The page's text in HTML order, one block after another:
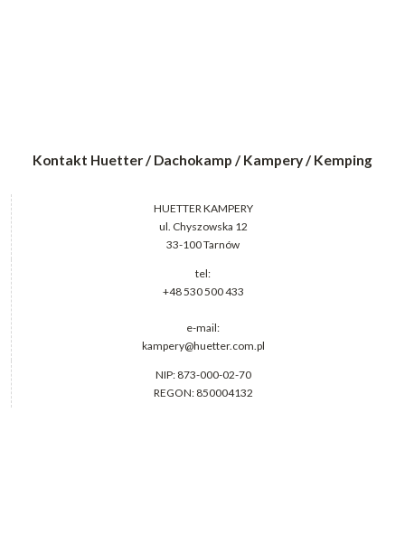
Kontakt Huetter / Dachokamp / Kampery / Kemping
HUETTER KAMPERY
ul. Chyszowska 12
33-100 Tarnów
tel:
+48 530 500 433
e-mail:
kampery@huetter.com.pl
NIP: 873-000-02-70
REGON: 850004132